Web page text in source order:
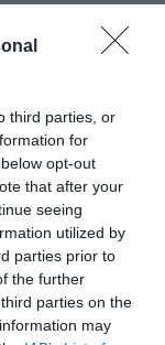
third parties, or
for
opt-out
that after your
seeing
utilized by
parties prior to
the further
parties on the
may
για να
να
τους
2020 .
παρέχουν
που
της